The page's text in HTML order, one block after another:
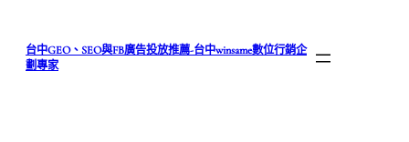
台中GEO、SEO與FB廣告投放推薦-台中winsame數位行銷企
劃專家